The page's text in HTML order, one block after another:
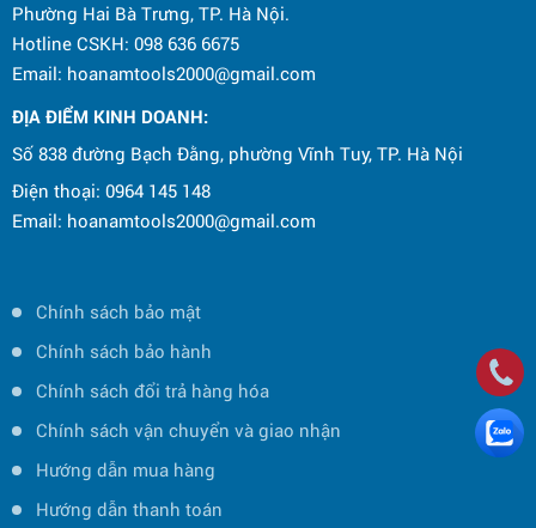
Phường Hai Bà Trưng, TP. Hà Nội.
Hotline CSKH: 098 636 6675
Email: hoanamtools2000@gmail.com
ĐỊA ĐIỂM KINH DOANH:
Số 838 đường Bạch Đằng, phường Vĩnh Tuy, TP. Hà Nội
Điện thoại: 0964 145 148
Email: hoanamtools2000@gmail.com
Chính sách bảo mật
Chính sách bảo hành
Chính sách đổi trả hàng hóa
Chính sách vận chuyển và giao nhận
Hướng dẫn mua hàng
Hướng dẫn thanh toán